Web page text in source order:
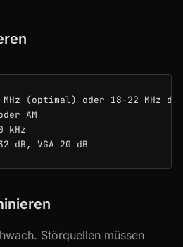
(optimal) oder 18-22 MHz
AM
kHz
Störquellen müssen